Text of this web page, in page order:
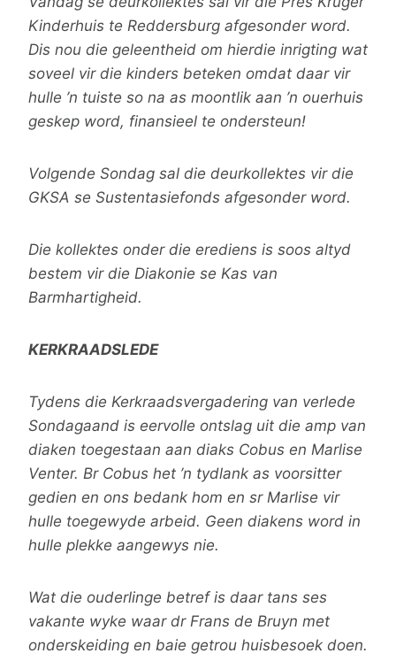
Kinderhuis te Reddersburg afgesonder word.
Dis nou die geleentheid om hierdie inrigting wat
soveel vir die kinders beteken omdat daar vir
hulle ’n tuiste so na as moontlik aan ’n ouerhuis
geskep word, finansieel te ondersteun!
Volgende Sondag sal die deurkollektes vir die
GKSA se Sustentasiefonds afgesonder word.
Die kollektes onder die erediens is soos altyd
bestem vir die Diakonie se Kas van
Barmhartigheid.
KERKRAADSLEDE
Tydens die Kerkraadsvergadering van verlede
Sondagaand is eervolle ontslag uit die amp van
diaken toegestaan aan diaks Cobus en Marlise
Venter. Br Cobus het ’n tydlank as voorsitter
gedien en ons bedank hom en sr Marlise vir
hulle toegewyde arbeid. Geen diakens word in
hulle plekke aangewys nie.
Wat die ouderlinge betref is daar tans ses
vakante wyke waar dr Frans de Bruyn met
onderskeiding en baie getrou huisbesoek doen.